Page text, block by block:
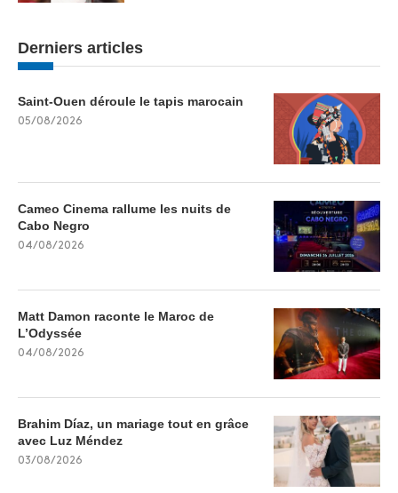
Derniers articles
Saint-Ouen déroule le tapis marocain
05/08/2026
Cameo Cinema rallume les nuits de
Cabo Negro
04/08/2026
Matt Damon raconte le Maroc de
L’Odyssée
04/08/2026
Brahim Díaz, un mariage tout en grâce
avec Luz Méndez
03/08/2026